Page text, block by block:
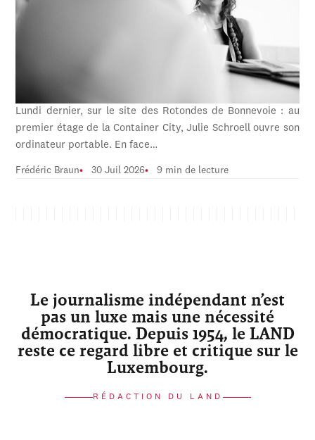
Lundi dernier, sur le site des Rotondes de Bonnevoie : au
premier étage de la Container City, Julie Schroell ouvre son
ordinateur portable. En face…
Frédéric Braun 30 Juil 2026 9 min de lecture
Le journalisme indépendant n’est
pas un luxe mais une nécessité
démocratique. Depuis 1954, le LAND
reste ce regard libre et critique sur le
Luxembourg.
RÉDACTION DU LAND